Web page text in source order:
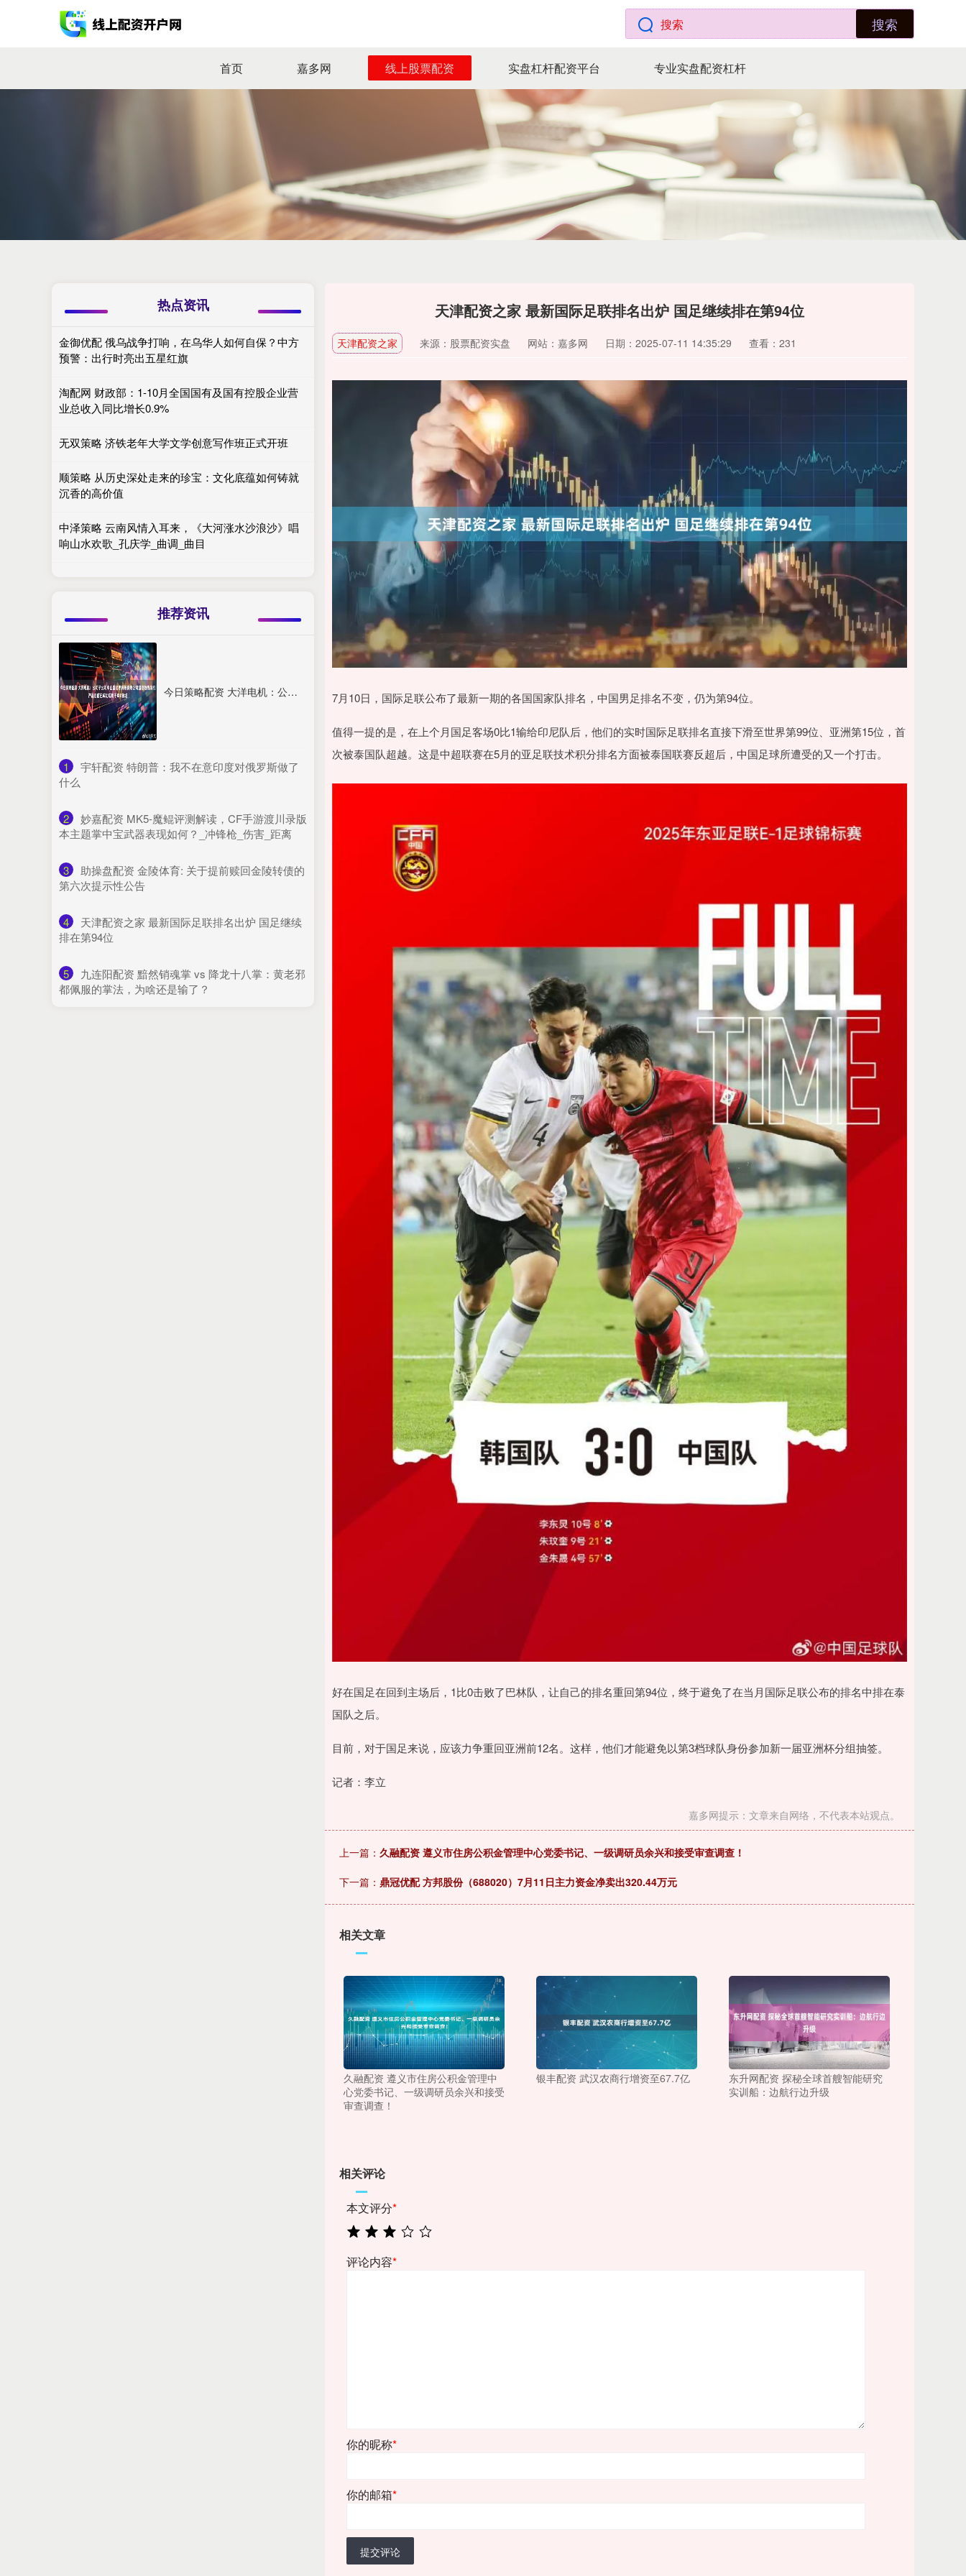
搜索
首页 嘉多网 线上股票配资 实盘杠杆配资平台 专业实盘配资杠杆
天津配资之家 最新国际足联排名出炉 国足继续排在第94位
天津配资之家 来源：股票配资实盘 网站：嘉多网 日期：2025-07-11 14:35:29 查看：231
7月10日，国际足联公布了最新一期的各国国家队排名，中国男足排名不变，仍为第94位。
值得一提的是，在上个月国足客场0比1输给印尼队后，他们的实时国际足联排名直接下滑至世界第99位、亚洲第15位，首
次被泰国队超越。这是中超联赛在5月的亚足联技术积分排名方面被泰国联赛反超后，中国足球所遭受的又一个打击。
好在国足在回到主场后，1比0击败了巴林队，让自己的排名重回第94位，终于避免了在当月国际足联公布的排名中排在泰
国队之后。
目前，对于国足来说，应该力争重回亚洲前12名。这样，他们才能避免以第3档球队身份参加新一届亚洲杯分组抽签。
记者：李立
嘉多网提示：文章来自网络，不代表本站观点。
上一篇： 久融配资 遵义市住房公积金管理中心党委书记、一级调研员余兴和接受审查调查！
下一篇： 鼎冠优配 方邦股份（688020）7月11日主力资金净卖出320.44万元
相关文章
久融配资 遵义市住房公积金管理中
心党委书记、一级调研员余兴和接受
审查调查！
银丰配资 武汉农商行增资至67.7亿
东升网配资 探秘全球首艘智能研究
实训船：边航行边升级
相关评论
本文评分*
评论内容*
你的昵称*
你的邮箱*
提交评论
热点资讯
金御优配 俄乌战争打响，在乌华人如何自保？中方
预警：出行时亮出五星红旗
淘配网 财政部：1-10月全国国有及国有控股企业营
业总收入同比增长0.9%
无双策略 济铁老年大学文学创意写作班正式开班
顺策略 从历史深处走来的珍宝：文化底蕴如何铸就
沉香的高价值
中泽策略 云南风情入耳来，《大河涨水沙浪沙》唱
响山水欢歌_孔庆学_曲调_曲目
推荐资讯
今日策略配资 大洋电机：公司子公司中山宜必思科技有限公司温控散热风机产品目前已成功应用于IDC领域
1
​宇轩配资 特朗普：我不在意印度对俄罗斯做了
什么
2
​妙嘉配资 MK5-魔鲲评测解读，CF手游渡川录版
本主题掌中宝武器表现如何？_冲锋枪_伤害_距离
3
​助操盘配资 金陵体育: 关于提前赎回金陵转债的
第六次提示性公告
4
​天津配资之家 最新国际足联排名出炉 国足继续
排在第94位
5
​九连阳配资 黯然销魂掌 vs 降龙十八掌：黄老邪
都佩服的掌法，为啥还是输了？